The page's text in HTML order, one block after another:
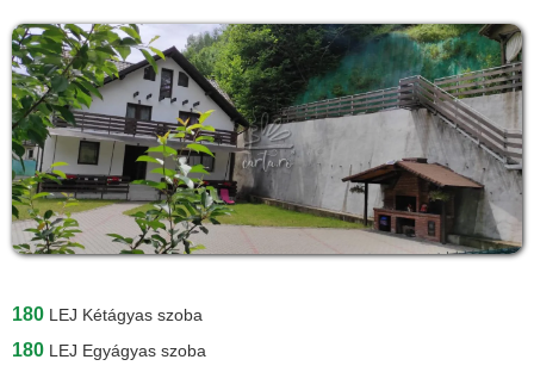
180 LEJ Kétágyas szoba
180 LEJ Egyágyas szoba